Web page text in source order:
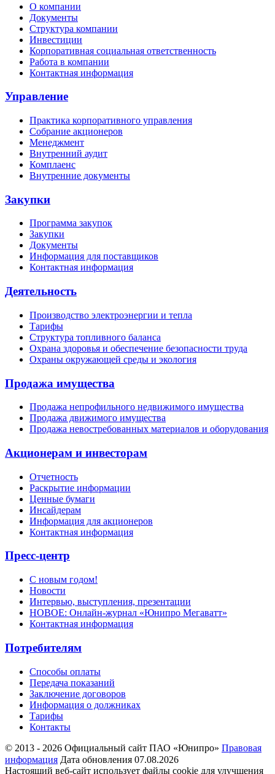
О компании
Документы
Структура компании
Инвестиции
Корпоративная социальная ответственность
Работа в компании
Контактная информация
Управление
Практика корпоративного управления
Собрание акционеров
Менеджмент
Внутренний аудит
Комплаенс
Внутренние документы
Закупки
Программа закупок
Закупки
Документы
Информация для поставщиков
Контактная информация
Деятельность
Производство электроэнергии и тепла
Тарифы
Структура топливного баланса
Охрана здоровья и обеспечение безопасности труда
Охраны окружающей среды и экология
Продажа имущества
Продажа непрофильного недвижимого имущества
Продажа движимого имущества
Продажа невостребованных материалов и оборудования
Акционерам и инвесторам
Отчетность
Раскрытие информации
Ценные бумаги
Инсайдерам
Информация для акционеров
Контактная информация
Пресс-центр
С новым годом!
Новости
Интервью, выступления, презентации
НОВОЕ: Онлайн-журнал «Юнипро Мегаватт»
Контактная информация
Потребителям
Способы оплаты
Передача показаний
Заключение договоров
Информация о должниках
Тарифы
Контакты
© 2013 - 2026 Официальный сайт ПАО «Юнипро» Правовая
информация Дата обновления 07.08.2026
Настоящий веб-сайт использует файлы cookie для улучшения